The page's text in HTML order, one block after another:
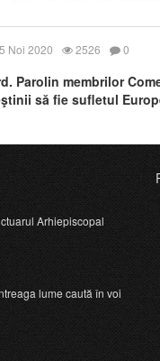
Noi 2020 2526 0
Parolin membrilor
să fie sufletul
Arhiepiscopal
lume caută în voi